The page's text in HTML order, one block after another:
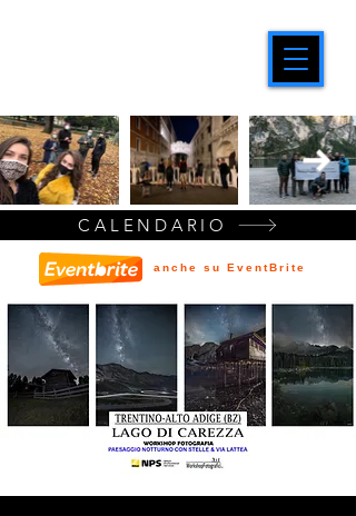
CALENDARIO
anche su EventBrite